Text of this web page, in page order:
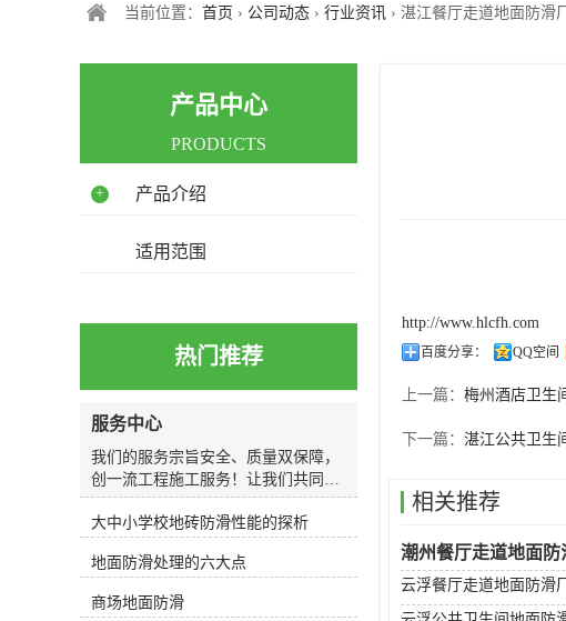
当前位置： 首页 › 公司动态 › 行业资讯 › 湛江餐厅走道地面防滑
http://www.hlcfh.com
百度分享： QQ空间
上一篇： 梅州酒店卫生
下一篇： 湛江公共卫生
相关推荐
潮州餐厅走道地面防
云浮餐厅走道地面防滑
产品中心
PRODUCTS
产品介绍
+
适用范围
热门推荐
服务中心
我们的服务宗旨安全、质量双保障，
创一流工程施工服务！让我们共同关
注和避免因湿滑造成的人身和财产损
失，还您一个轻松自如、安全行走的
的服务按照我们给您的五个步骤，马
上让困扰您的地面湿滑问题变得轻松
简单，还您一个安全健康的生活环境
大中小学校地砖防滑性能的探析
地面防滑处理的六大点
商场地面防滑